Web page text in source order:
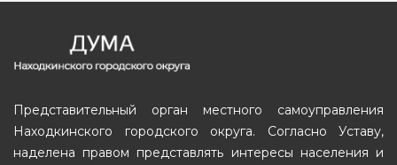
Представительный орган местного самоуправления
Находкинского городского округа. Согласно Уставу,
наделена правом представлять интересы населения и